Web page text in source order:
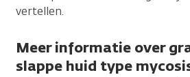
vertellen.
Meer informatie over
slappe huid type